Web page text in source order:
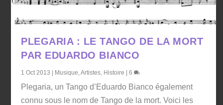
PLEGARIA : LE TANGO DE LA MORT
PAR EDUARDO BIANCO
1 Oct 2013 | Musique ,Artistes Histoire |6
Plegaria, un Tango d’Eduardo Bianco également
connu sous le nom de Tango de la mort. Voici les